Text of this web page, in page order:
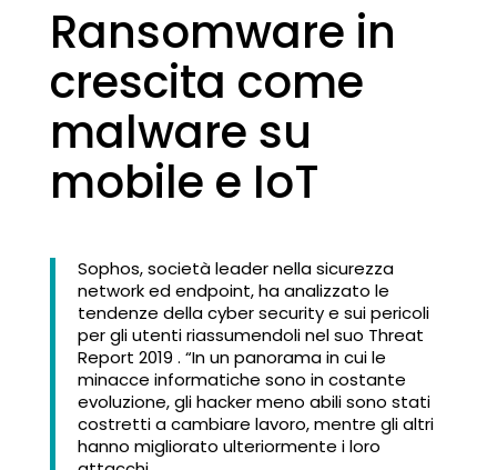
Ransomware in
crescita come
malware su
mobile e IoT
Sophos, società leader nella sicurezza
network ed endpoint, ha analizzato le
tendenze della cyber security e sui pericoli
per gli utenti riassumendoli nel suo Threat
Report 2019 . “In un panorama in cui le
minacce informatiche sono in costante
evoluzione, gli hacker meno abili sono stati
costretti a cambiare lavoro, mentre gli altri
hanno migliorato ulteriormente i loro